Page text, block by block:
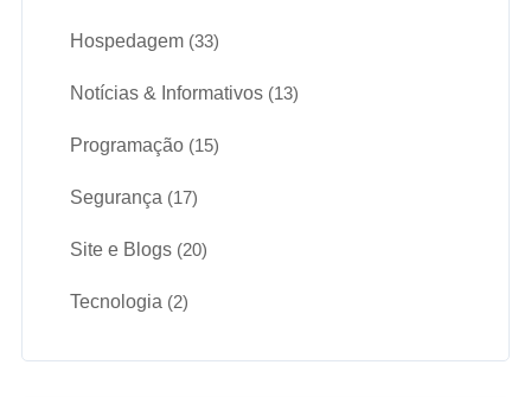
Hospedagem (33)
Notícias & Informativos (13)
Programação (15)
Segurança (17)
Site e Blogs (20)
Tecnologia (2)